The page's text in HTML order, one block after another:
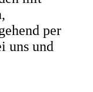
per
uns und